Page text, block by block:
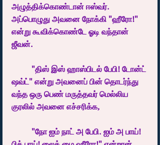
அழுத்திக்கொண்டான் ஈஸ்வர்.
அப்பொழுது அவனை நோக்கி "ஹீரோ!"
என்று கூவிக்கொண்டே ஓடி வந்தான்
ஜீவன்.
ஷவ்ட்" என்று அவனைப் பின் தொடர்ந்து
வந்த ஒரு பெண் மருத்தவர் மெல்லிய
குரலில் அவனை எச்சரிக்க,